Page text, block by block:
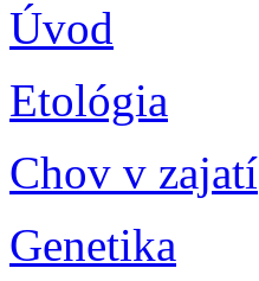
Úvod
Etológia
Chov v zajatí
Genetika